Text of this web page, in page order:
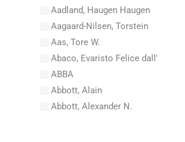
Aadland, Haugen Haugen
Aagaard-Nilsen, Torstein
Aas, Tore W.
Abaco, Evaristo Felice dall'
ABBA
Abbott, Alain
Abbott, Alexander N.